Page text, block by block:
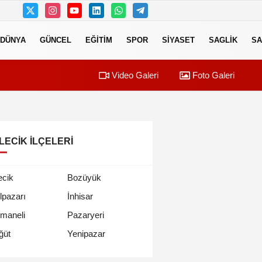
DÜNYA GÜNCEL EĞITIM SPOR SIYASET SAGLIK
Video Galeri Foto Galeri
İLÇELERI
Bozüyük
İnhisar
Pazaryeri
Yenipazar